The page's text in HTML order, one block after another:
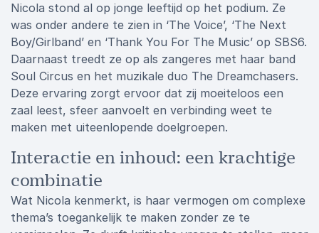
Nicola stond al op jonge leeftijd op het podium. Ze
was onder andere te zien in ‘The Voice’, ‘The Next
Boy/Girlband’ en ‘Thank You For The Music’ op SBS6.
Daarnaast treedt ze op als zangeres met haar band
Soul Circus en het muzikale duo The Dreamchasers.
Deze ervaring zorgt ervoor dat zij moeiteloos een
zaal leest, sfeer aanvoelt en verbinding weet te
maken met uiteenlopende doelgroepen.
Interactie en inhoud: een krachtige
combinatie
Wat Nicola kenmerkt, is haar vermogen om complexe
thema’s toegankelijk te maken zonder ze te